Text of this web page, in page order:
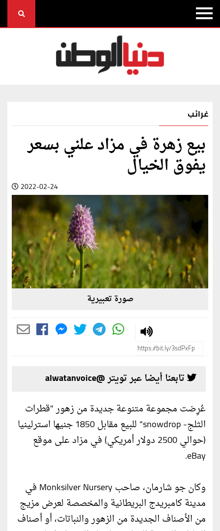
غرائب
بيع زهرة في مزاد علني بسعر
يفوق الخيال
2022-02-24
صورة تعبيرية
تابعنا أيضا عبر تويتر @alwatanvoice
عُرِضت مجموعة متنوعة جديدة من زهور "قطرات
الثلج- snowdrop" للبيع مقابل 1850 جنيها استرلينيا
(حوالي 2500 دولار أمريكي) في مزاد على موقع
eBay.
وكان جو شارمان، صاحب Monksilver Nursery في
مدينة كامبريدج البريطانية والمخصصة لعرض مزيج
من الأصناف الجديدة من الزهور والنباتات، أو أصناف